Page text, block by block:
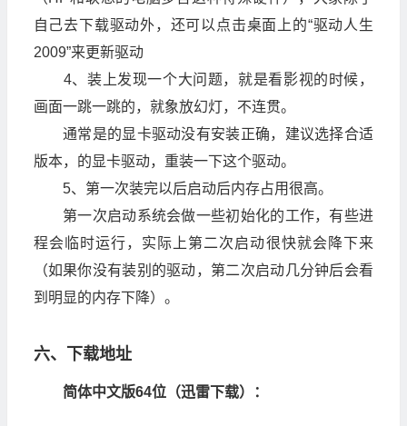
自己去下载驱动外，还可以点击桌面上的“驱动人生
2009”来更新驱动
4、装上发现一个大问题，就是看影视的时候，
画面一跳一跳的，就象放幻灯，不连贯。
通常是的显卡驱动没有安装正确，建议选择合适
版本，的显卡驱动，重装一下这个驱动。
5、第一次装完以后启动后内存占用很高。
第一次启动系统会做一些初始化的工作，有些进
程会临时运行，实际上第二次启动很快就会降下来
（如果你没有装别的驱动，第二次启动几分钟后会看
到明显的内存下降）。
六、下载地址
简体中文版64位（迅雷下载）：